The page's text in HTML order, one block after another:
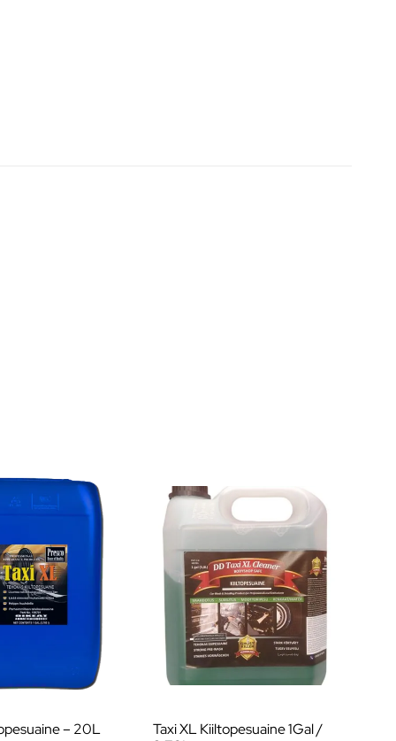
– 20L
Taxi XL Kiiltopesuaine 1Gal /